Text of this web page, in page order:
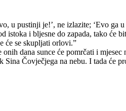
u pustinji je!’, ne izlazite; ‘Evo ga
istoka i bljesne do zapada, tako će
će se skupljati orlovi.”
dana sunce će pomrčati i
Sina Čovječjega na nebu. I tada će